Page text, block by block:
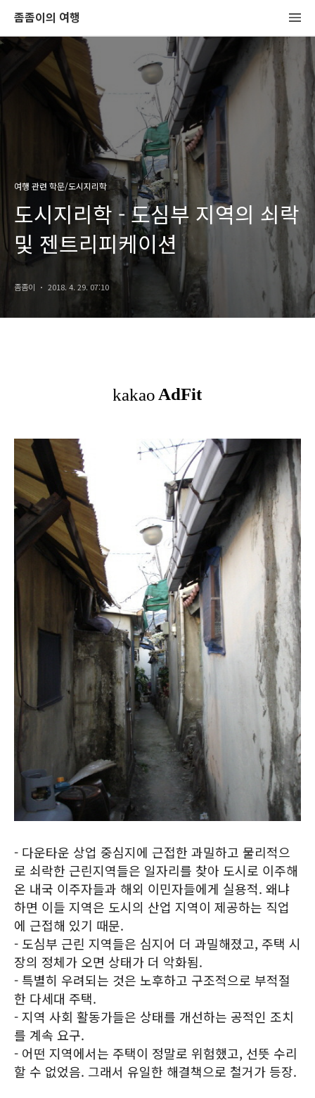
좀좀이의 여행
여행 관련 학문/도시지리학
도시지리학 - 도심부 지역의 쇠락
및 젠트리피케이션
좀좀이 2018. 4. 29. 07:10
- 다운타운 상업 중심지에 근접한 과밀하고 물리적으
로 쇠락한 근린지역들은 일자리를 찾아 도시로 이주해
온 내국 이주자들과 해외 이민자들에게 실용적. 왜냐
하면 이들 지역은 도시의 산업 지역이 제공하는 직업
에 근접해 있기 때문.
- 도심부 근린 지역들은 심지어 더 과밀해졌고, 주택 시
장의 정체가 오면 상태가 더 악화됨.
- 특별히 우려되는 것은 노후하고 구조적으로 부적절
한 다세대 주택.
- 지역 사회 활동가들은 상태를 개선하는 공적인 조치
를 계속 요구.
- 어떤 지역에서는 주택이 정말로 위험했고, 선뜻 수리
할 수 없었음. 그래서 유일한 해결책으로 철거가 등장.